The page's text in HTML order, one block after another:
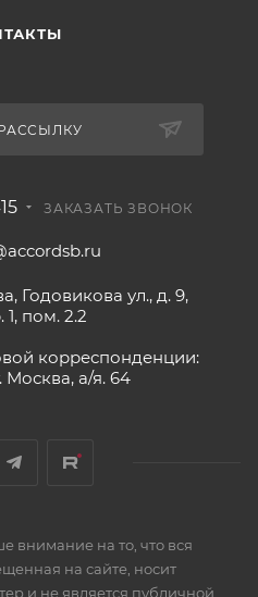
ЗАКАЗАТЬ ЗВОНОК
Годовикова ул., д. 9,
1, пом. 2.2
корреспонденции:
Москва, а/я. 64
внимание на то, что вся
на сайте, носит
и не является публичной